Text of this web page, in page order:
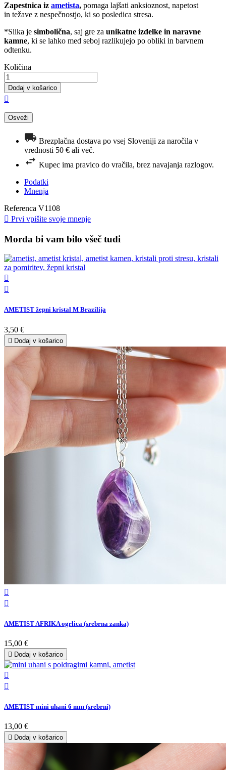
Zapestnica iz ametista, pomaga lajšati anksioznost, napetost
in težave z nespečnostjo, ki so posledica stresa.
*Slika je simbolična, saj gre za unikatne izdelke in naravne
kamne, ki se lahko med seboj razlikujejo po obliki in barvnem
odtenku.
Količina
Dodaj v košarico

Brezplačna dostava po vsej Sloveniji za naročila v
vrednosti 50 € ali več.
Kupec ima pravico do vračila, brez navajanja razlogov.
Podatki
Mnenja
Referenca V1108
 Prvi vpišite svoje mnenje
Morda bi vam bilo všeč tudi


AMETIST žepni kristal M Brazilija
3,50 €
 Dodaj v košarico


AMETIST AFRIKA ogrlica (srebrna zanka)
15,00 €
 Dodaj v košarico


AMETIST mini uhani 6 mm (srebrni)
13,00 €
 Dodaj v košarico